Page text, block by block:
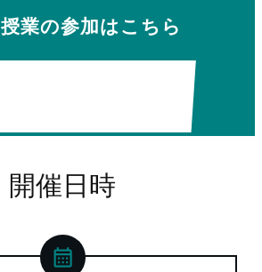
授業の参加はこちら
開催日時